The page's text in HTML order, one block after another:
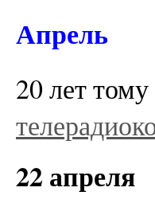
Апрель
20 лет
22 апреля